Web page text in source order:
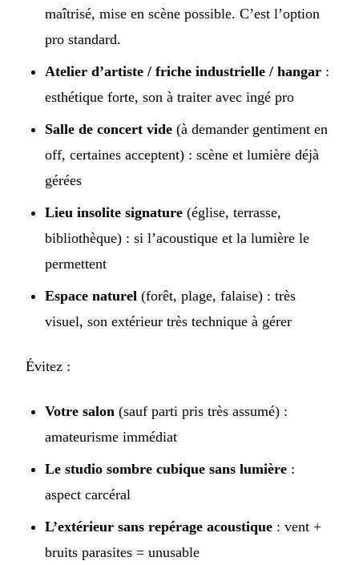
maîtrisé, mise en scène possible. C’est l’option
pro standard.
Atelier d’artiste / friche industrielle / hangar :
esthétique forte, son à traiter avec ingé pro
Salle de concert vide (à demander gentiment en
off, certaines acceptent) : scène et lumière déjà
gérées
Lieu insolite signature (église, terrasse,
bibliothèque) : si l’acoustique et la lumière le
permettent
Espace naturel (forêt, plage, falaise) : très
visuel, son extérieur très technique à gérer
Évitez :
Votre salon (sauf parti pris très assumé) :
amateurisme immédiat
Le studio sombre cubique sans lumière :
aspect carcéral
L’extérieur sans repérage acoustique : vent +
bruits parasites = unusable